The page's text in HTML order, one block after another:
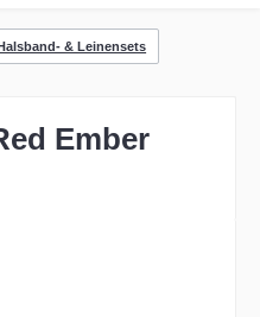
& Leinensets
Ember